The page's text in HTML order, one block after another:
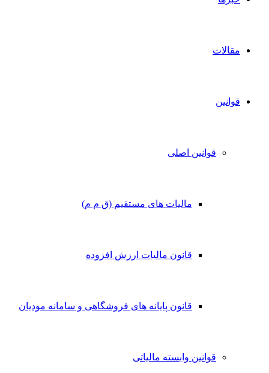
مقالات
قوانین
قوانین اصلی
مالیات های مستقیم (ق م م)
قانون مالیات ارزش افزوده
قانون پایانه های فروشگاهی و سامانه مودیان
قوانین وابسته مالیاتی